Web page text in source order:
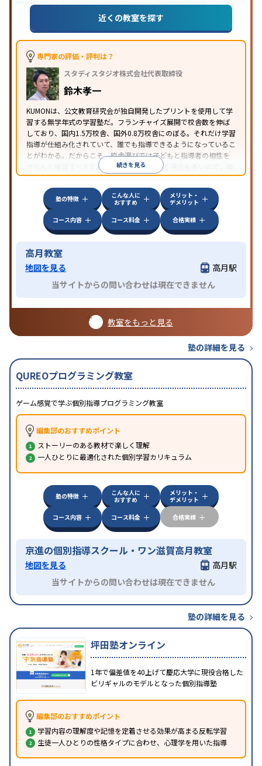
近くの教室を探す
専門家の評価・評判は？
スタディスタジオ株式会社代表取締役
鈴木孝一
KUMONは、公文教育研究会が独自開発したプリントを使用して学
習する無学年式の学習塾だ。フランチャイズ展開で校舎数を伸ば
しており、国内1.5万校舎、国外0.8万校舎にのぼる。それだけ学習
指導が仕組み化されていて、誰でも指導できるようになっているこ
とがわかる。だからこそ、校舎選びでは子どもと指導者の相性を
きちんと確認すべきである。近所に2校舎ある場合も多いので、両
方見学してみることをオススメする。
続きを見る
塾の特徴
こんな人に
おすすめ
メリット・
デメリット
コース内容
コース料金 合格実績
高月教室
地図を見る
高月駅
当サイトからの問い合わせは現在できません
教室をもっと見る
塾の詳細を見る
QUREOプログラミング教室
ゲーム感覚で学ぶ個別指導プログラミング教室
編集部のおすすめポイント
ストーリーのある教材で楽しく理解
一人ひとりに最適化された個別学習カリキュラム
塾の特徴
こんな人に
おすすめ
メリット・
デメリット
コース内容
コース料金 合格実績
京進の個別指導スクール・ワン滋賀高月教室
地図を見る
高月駅
当サイトからの問い合わせは現在できません
塾の詳細を見る
坪田塾オンライン
1年で偏差値を40上げて慶応大学に現役合格した
ビリギャルのモデルとなった個別指導塾
編集部のおすすめポイント
学習内容の理解度や記憶を定着させる効果が高まる反転学習
生徒一人ひとりの性格タイプに合わせ、心理学を用いた指導